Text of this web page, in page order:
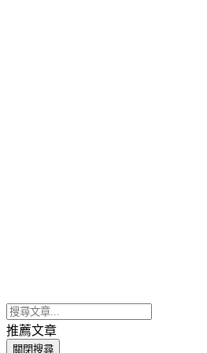
推薦文章
關閉搜尋